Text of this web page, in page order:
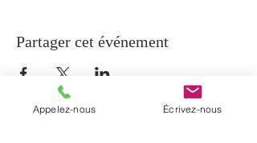
Partager cet événement
Appelez-nous Écrivez-nous